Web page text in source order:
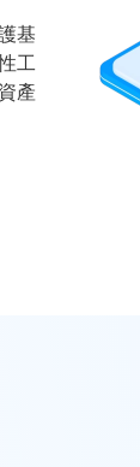
基
工
產